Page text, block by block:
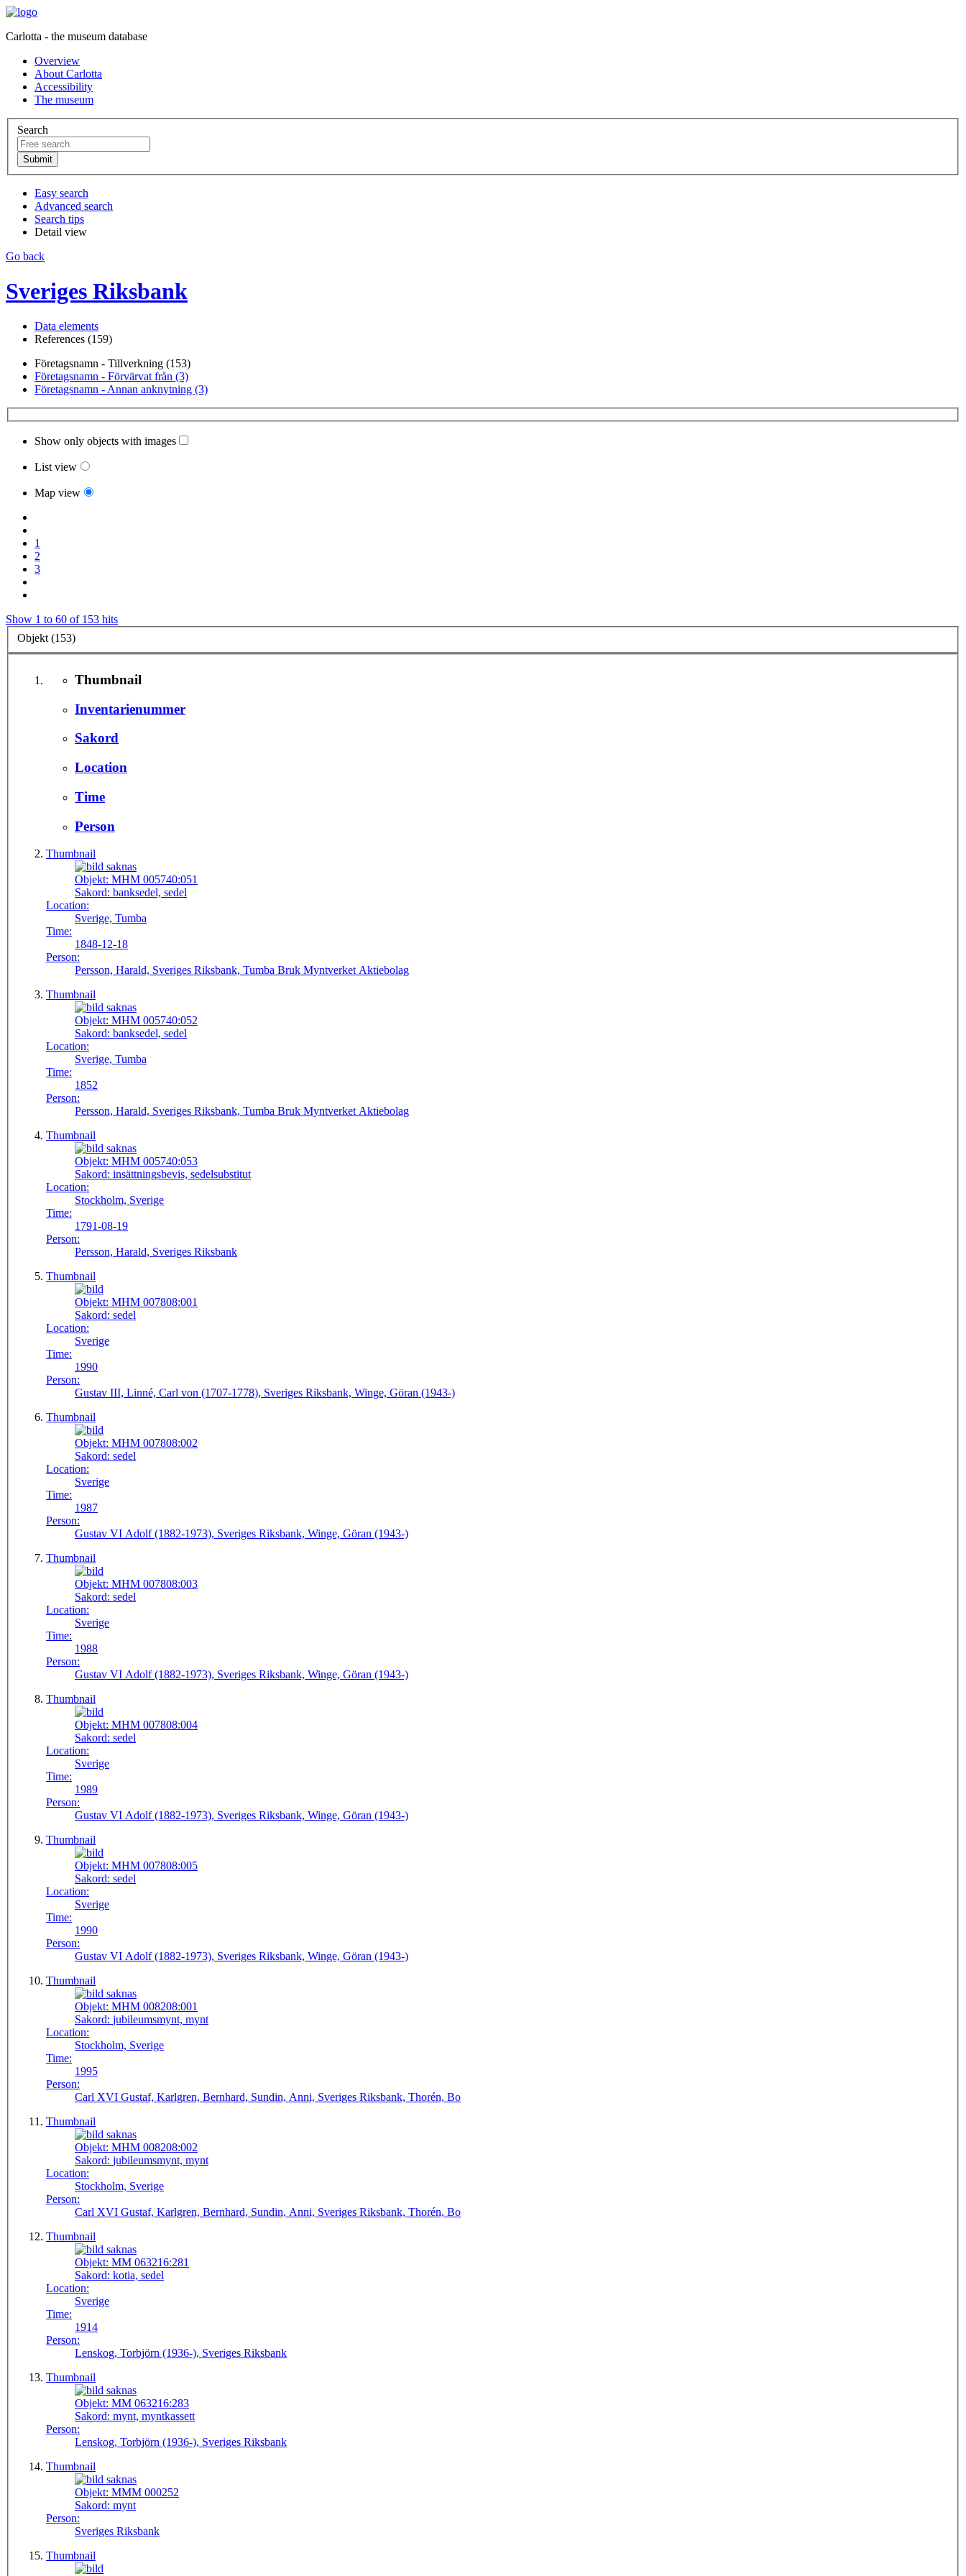
Carlotta - the museum database
Overview
About Carlotta
Accessibility
The museum
Search
Easy search
Advanced search
Search tips
Detail view
Go back
Sveriges Riksbank
Data elements
References (159)
Företagsnamn - Tillverkning (153)
Företagsnamn - Förvärvat från (3)
Företagsnamn - Annan anknytning (3)
Show only objects with images
List view
Map view
1
2
3
Show 1 to 60 of 153 hits
Objekt (153)
Thumbnail
Inventarienummer
Sakord
Location
Time
Person
Thumbnail
Objekt: MHM 005740:051
Sakord: banksedel, sedel
Location:
Sverige, Tumba
Time:
1848-12-18
Person:
Persson, Harald, Sveriges Riksbank, Tumba Bruk Myntverket Aktiebolag
Thumbnail
Objekt: MHM 005740:052
Sakord: banksedel, sedel
Location:
Sverige, Tumba
Time:
1852
Person:
Persson, Harald, Sveriges Riksbank, Tumba Bruk Myntverket Aktiebolag
Thumbnail
Objekt: MHM 005740:053
Sakord: insättningsbevis, sedelsubstitut
Location:
Stockholm, Sverige
Time:
1791-08-19
Person:
Persson, Harald, Sveriges Riksbank
Thumbnail
Objekt: MHM 007808:001
Sakord: sedel
Location:
Sverige
Time:
1990
Person:
Gustav III, Linné, Carl von (1707-1778), Sveriges Riksbank, Winge, Göran (1943-)
Thumbnail
Objekt: MHM 007808:002
Sakord: sedel
Location:
Sverige
Time:
1987
Person:
Gustav VI Adolf (1882-1973), Sveriges Riksbank, Winge, Göran (1943-)
Thumbnail
Objekt: MHM 007808:003
Sakord: sedel
Location:
Sverige
Time:
1988
Person:
Gustav VI Adolf (1882-1973), Sveriges Riksbank, Winge, Göran (1943-)
Thumbnail
Objekt: MHM 007808:004
Sakord: sedel
Location:
Sverige
Time:
1989
Person:
Gustav VI Adolf (1882-1973), Sveriges Riksbank, Winge, Göran (1943-)
Thumbnail
Objekt: MHM 007808:005
Sakord: sedel
Location:
Sverige
Time:
1990
Person:
Gustav VI Adolf (1882-1973), Sveriges Riksbank, Winge, Göran (1943-)
Thumbnail
Objekt: MHM 008208:001
Sakord: jubileumsmynt, mynt
Location:
Stockholm, Sverige
Time:
1995
Person:
Carl XVI Gustaf, Karlgren, Bernhard, Sundin, Anni, Sveriges Riksbank, Thorén, Bo
Thumbnail
Objekt: MHM 008208:002
Sakord: jubileumsmynt, mynt
Location:
Stockholm, Sverige
Person:
Carl XVI Gustaf, Karlgren, Bernhard, Sundin, Anni, Sveriges Riksbank, Thorén, Bo
Thumbnail
Objekt: MM 063216:281
Sakord: kotia, sedel
Location:
Sverige
Time:
1914
Person:
Lenskog, Torbjörn (1936-), Sveriges Riksbank
Thumbnail
Objekt: MM 063216:283
Sakord: mynt, myntkassett
Person:
Lenskog, Torbjörn (1936-), Sveriges Riksbank
Thumbnail
Objekt: MMM 000252
Sakord: mynt
Person:
Sveriges Riksbank
Thumbnail